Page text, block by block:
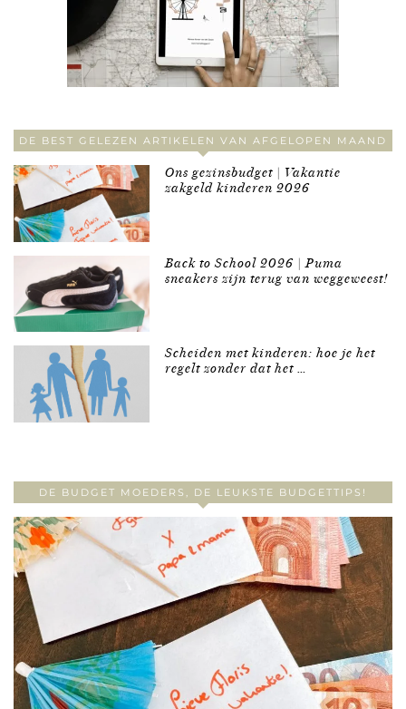
DE BEST GELEZEN ARTIKELEN VAN AFGELOPEN MAAND
Ons gezinsbudget | Vakantie
zakgeld kinderen 2026
Back to School 2026 | Puma
sneakers zijn terug van weggeweest!
Scheiden met kinderen: hoe je het
regelt zonder dat het …
DE BUDGET MOEDERS, DE LEUKSTE BUDGETTIPS!